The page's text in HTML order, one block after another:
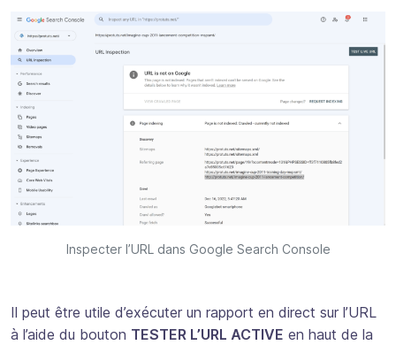
Inspecter l’URL dans Google Search Console
Il peut être utile d’exécuter un rapport en direct sur l’URL
à l’aide du bouton TESTER L’URL ACTIVE en haut de la